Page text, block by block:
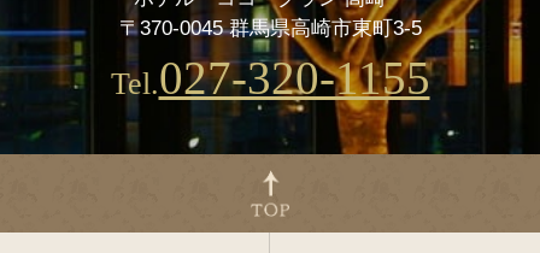
〒370-0045 群馬県高崎市東町3-5
Tel.027-320-1155